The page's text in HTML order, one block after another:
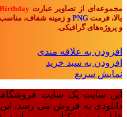
مجموعه‌ای از تصاویر عبارت
بالا، فرمتPNG و زمینه شفاف،
و پروژه‌های گرافیکی.
افزودن به علاقه مندی
افزودن به سبد خرید
نمایش سریع
این سایت یک سایت
دانلودی به فروش می رسد.